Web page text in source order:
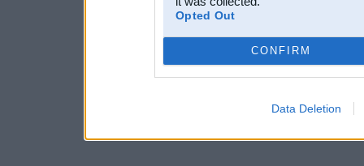
Opted Out
CONFIRM
Data Deletion